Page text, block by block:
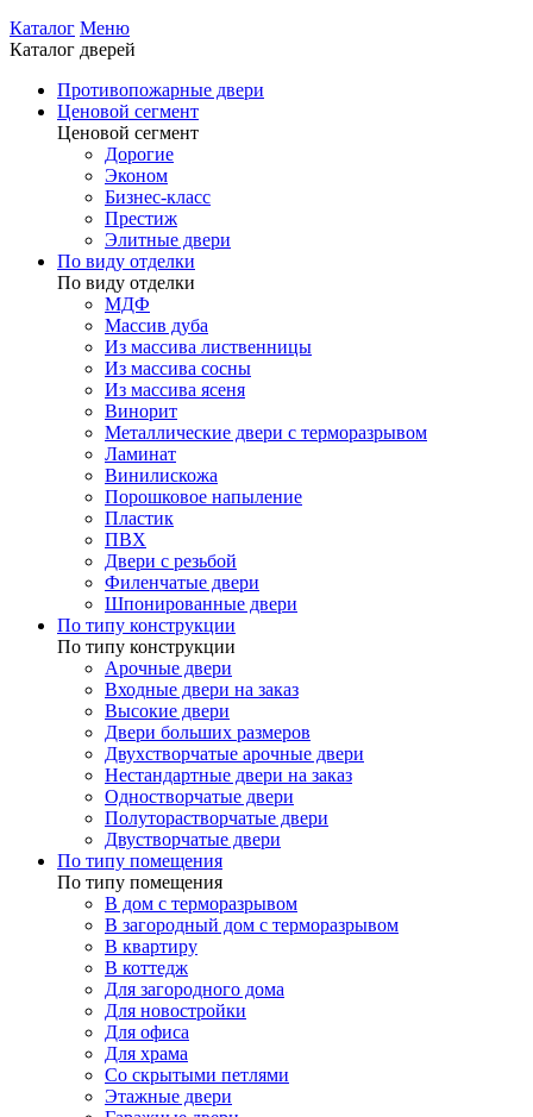
Каталог Меню
Каталог дверей
Противопожарные двери
Ценовой сегмент
Ценовой сегмент
Дорогие
Эконом
Бизнес-класс
Престиж
Элитные двери
По виду отделки
По виду отделки
МДФ
Массив дуба
Из массива лиственницы
Из массива сосны
Из массива ясеня
Винорит
Металлические двери с терморазрывом
Ламинат
Винилискожа
Порошковое напыление
Пластик
ПВХ
Двери с резьбой
Филенчатые двери
Шпонированные двери
По типу конструкции
По типу конструкции
Арочные двери
Входные двери на заказ
Высокие двери
Двери больших размеров
Двухстворчатые арочные двери
Нестандартные двери на заказ
Одностворчатые двери
Полуторастворчатые двери
Двустворчатые двери
По типу помещения
По типу помещения
В дом с терморазрывом
В загородный дом с терморазрывом
В квартиру
В коттедж
Для загородного дома
Для новостройки
Для офиса
Для храма
Со скрытыми петлями
Этажные двери